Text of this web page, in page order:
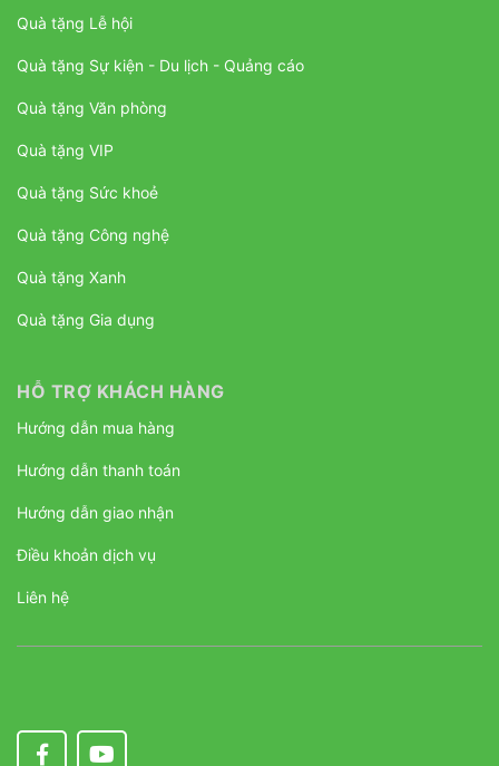
Quà tặng Lễ hội
Quà tặng Sự kiện - Du lịch - Quảng cáo
Quà tặng Văn phòng
Quà tặng VIP
Quà tặng Sức khoẻ
Quà tặng Công nghệ
Quà tặng Xanh
Quà tặng Gia dụng
HỖ TRỢ KHÁCH HÀNG
Hướng dẫn mua hàng
Hướng dẫn thanh toán
Hướng dẫn giao nhận
Điều khoản dịch vụ
Liên hệ